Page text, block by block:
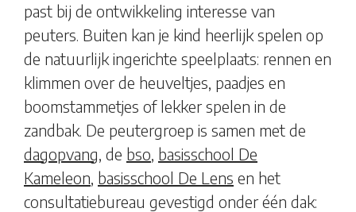
past bij de ontwikkeling interesse van
peuters. Buiten kan je kind heerlijk spelen op
de natuurlijk ingerichte speelplaats: rennen en
klimmen over de heuveltjes, paadjes en
boomstammetjes of lekker spelen in de
zandbak. De peutergroep is samen met de
dagopvang, de bso, basisschool De
Kameleon, basisschool De Lens en het
consultatiebureau gevestigd onder één dak: